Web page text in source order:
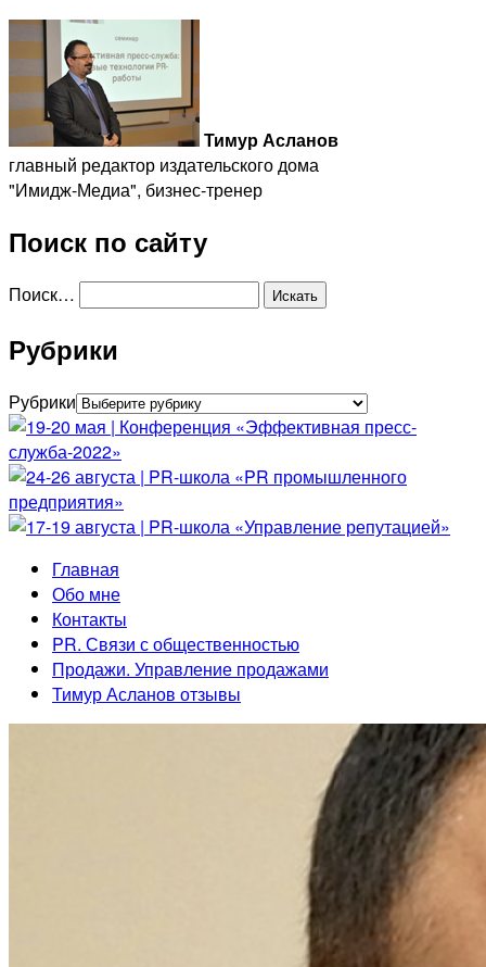
Тимур Асланов
главный редактор издательского дома
"Имидж-Медиа", бизнес-тренер
Поиск по сайту
Поиск…
Рубрики
Рубрики
Главная
Обо мне
Контакты
PR. Связи с общественностью
Продажи. Управление продажами
Тимур Асланов отзывы